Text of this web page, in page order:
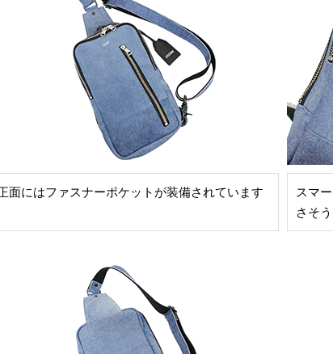
面にはファスナーポケットが装備されています
スマ
さそう